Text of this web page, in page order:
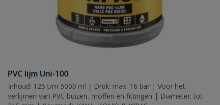
PVC lijm Uni-100
Inhoud: 125 t/m 5000 ml | Druk: max. 16 bar | Voor het
verlijmen van PVC buizen, moffen en fittingen | Diameter: tot